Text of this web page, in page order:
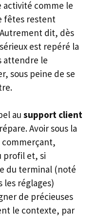
activité comme le
fêtes restent
dit, dès
est repéré la
attendre le
sous peine de se
au support client
Avoir sous la
profil et, si
du terminal (noté
les réglages)
de précieuses
le contexte, par